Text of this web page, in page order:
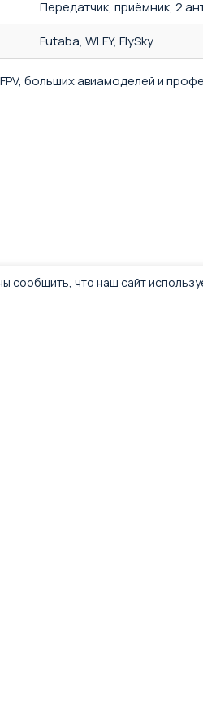
Передатчик, приёмник, 2
Futaba, WLFY, FlySky
больших авиамоделей и
сообщить, что наш сайт